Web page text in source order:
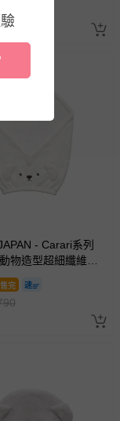
- Carari系列
物造型超細纖維擦
82g
完